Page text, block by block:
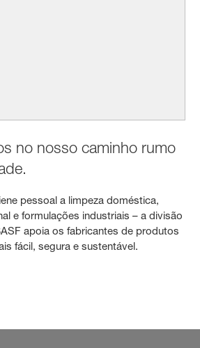
no nosso caminho rumo
pessoal a limpeza doméstica,
e formulações industriais – a divisão
apoia os fabricantes de produtos
fácil, segura e sustentável.